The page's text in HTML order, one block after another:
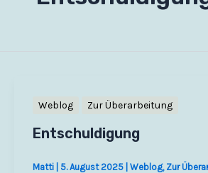
Weblog Zur Überarbeitung
Entschuldigung
Matti 5. August 2025 Weblog, Zur